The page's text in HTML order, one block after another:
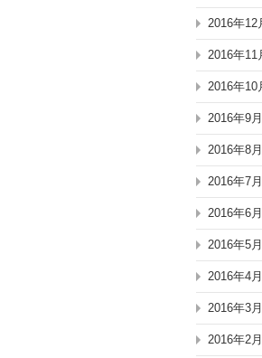
2016年12
2016年11
2016年10
2016年9月
2016年8月
2016年7月
2016年6月
2016年5月
2016年4月
2016年3月
2016年2月